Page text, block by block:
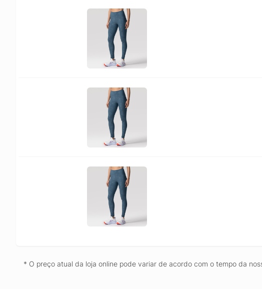
* O preço atual da loja online pode variar de acordo com o tempo da